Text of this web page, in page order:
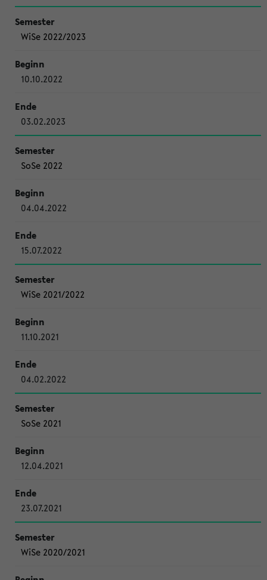
WiSe 2022/2023
10.10.2022
03.02.2023
SoSe 2022
04.04.2022
15.07.2022
WiSe 2021/2022
11.10.2021
04.02.2022
SoSe 2021
12.04.2021
23.07.2021
WiSe 2020/2021